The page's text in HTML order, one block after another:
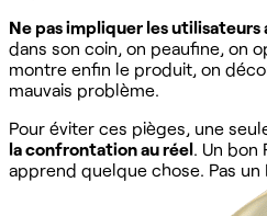
Ne pas impliquer les utilisateurs
dans son coin, on peaufine, on
montre enfin le produit, on
mauvais problème.
Pour éviter ces pièges, une
la confrontation au réel. Un bon
apprend quelque chose. Pas un